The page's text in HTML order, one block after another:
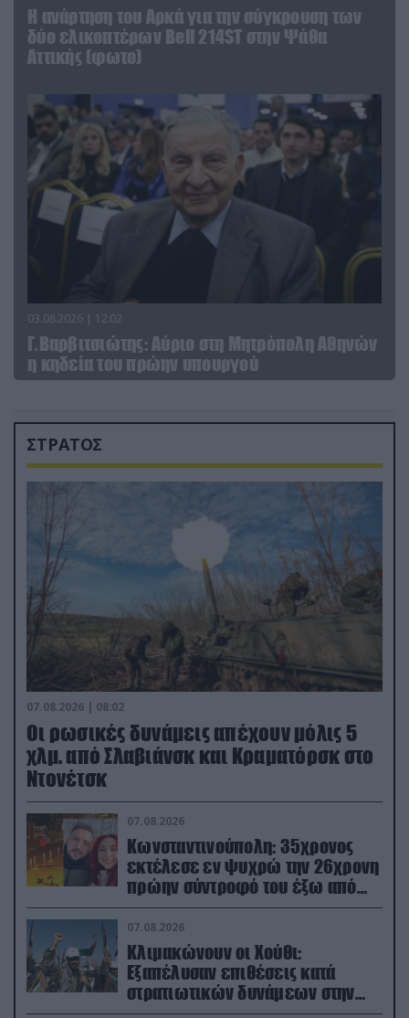
Η ανάρτηση του Αρκά για την σύγκρουση των
δύο ελικοπτέρων Bell 214ST στην Ψάθα
Αττικής (φωτο)
03.08.2026 | 12:02
Γ.Βαρβιτσιώτης: Aύριο στη Μητρόπολη Αθηνών
η κηδεία του πρώην υπουργού
ΣΤΡΑΤΟΣ
07.08.2026 | 08:02
Οι ρωσικές δυνάμεις απέχουν μόλις 5
χλμ. από Σλαβιάνσκ και Κραματόρσκ στο
Ντονέτσκ
07.08.2026
Κωνσταντινούπολη: 35χρονος
εκτέλεσε εν ψυχρώ την 26χρονη
πρώην σύντροφό του έξω από
φαρμακείο (βίντεο)
07.08.2026
Κλιμακώνουν οι Χούθι:
Eξαπέλυσαν επιθέσεις κατά
στρατιωτικών δυνάμεων στην
Υεμένη – Πλήγματα & στη